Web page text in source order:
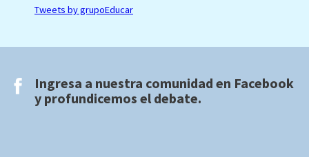
Tweets by grupoEducar
Ingresa a nuestra comunidad en Facebook
y profundicemos el debate.